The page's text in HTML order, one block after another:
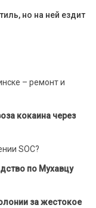
но на ней ездит
– ремонт и
кокаина через
SOC?
по Мухавцу
за жестокое